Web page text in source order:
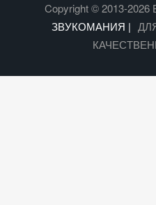
Copyright © 2013-
ЗВУКОМАНИЯ |